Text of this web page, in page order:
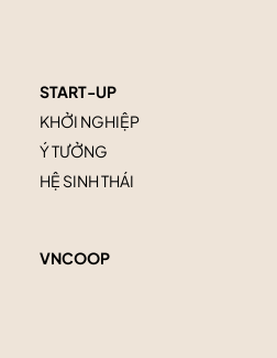
START-UP
KHỞI NGHIỆP
Ý TƯỞNG
HỆ SINH THÁI
VNCOOP